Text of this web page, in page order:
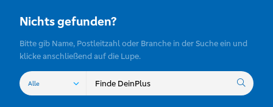
Nichts gefunden?
Bitte gib Name, Postleitzahl oder Branche in der Suche ein und
klicke anschließend auf die Lupe.